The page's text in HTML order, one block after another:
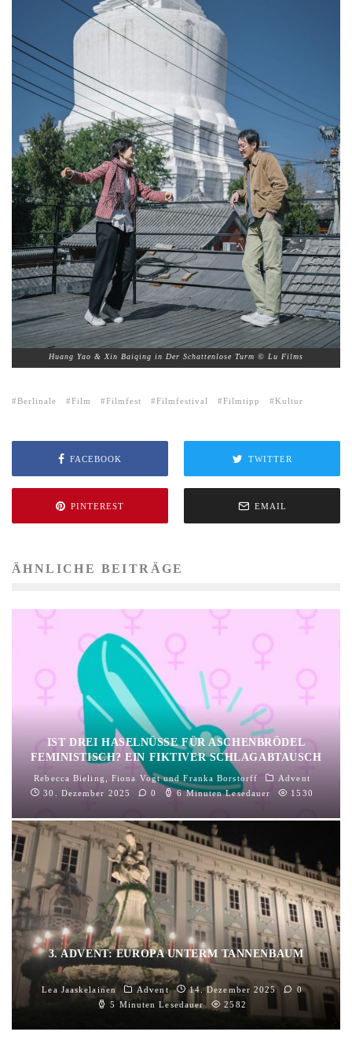
Huang Yao & Xin Baiqing in Der Schattenlose Turm © Lu Films
Berlinale Film Filmfest Filmfestival Filmtipp Kultur
FACEBOOK TWITTER
PINTEREST EMAIL
ÄHNLICHE BEITRÄGE
IST DREI HASELNÜSSE FÜR ASCHENBRÖDEL
FEMINISTISCH? EIN FIKTIVER SCHLAGABTAUSCH
Rebecca Bieling Fiona VogtundFranka Borstorff
Advent
30. Dezember 2025
0 6 Minuten Lesedauer 1530
3. ADVENT: EUROPA UNTERM TANNENBAUM
Lea Jaaskelainen Advent 14. Dezember 2025
0
5 Minuten Lesedauer
2582